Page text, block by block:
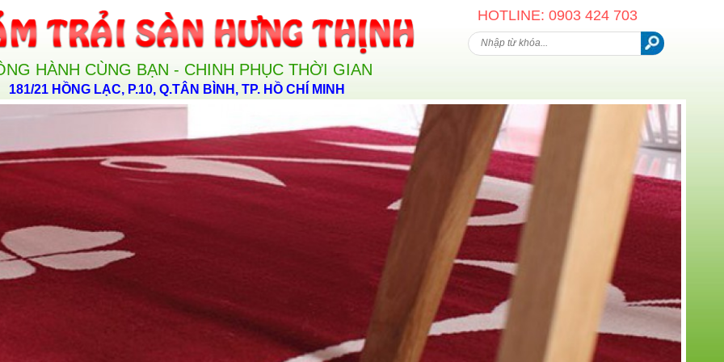
HÀNH CÙNG BẠN - CHINH PHỤC THỜI GIAN
181/21 HỒNG LẠC, P.10, Q.TÂN BÌNH, TP. HỒ CHÍ MINH
HOTLINE: 0903 424 703